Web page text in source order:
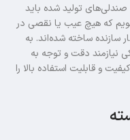
صندلی‌های تولید شده باید
که هیچ عیب یا نقصی در
سازنده ساخته شده‌اند. به
نیازمند دقت و توجه به
و قابلیت استفاده بالا را